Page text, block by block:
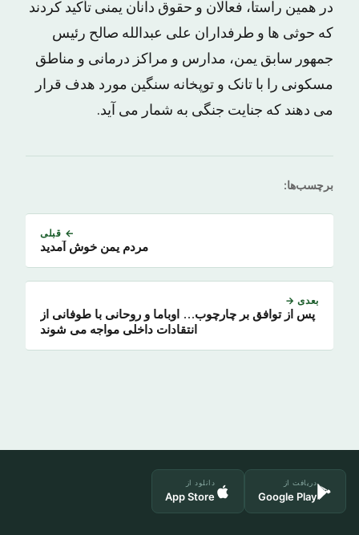
در همین راستا، فعالان و حقوق دانان یمنی تأکید کردند
که حوثی ها و طرفداران علی عبدالله صالح رئیس
جمهور سابق یمن، مدارس و مراکز درمانی و مناطق
مسکونی را با تانک و توپخانه سنگین مورد هدف قرار
می دهند که جنایت جنگی به شمار می آید.
برچسب‌ها:
← قبلی
مردم یمن خوش آمدید
بعدی →
پس از توافق بر چارچوب… اوباما و روحانی با طوفانی از
انتقادات داخلی مواجه می شوند
دریافت از
Google Play
دانلود از
App Store